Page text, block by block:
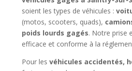
soient les types de véhicules :
(motos, scooters, quads),
poids lourds gagés. Notre prise
efficace et conforme à la
Pour les véhicules accidentés,